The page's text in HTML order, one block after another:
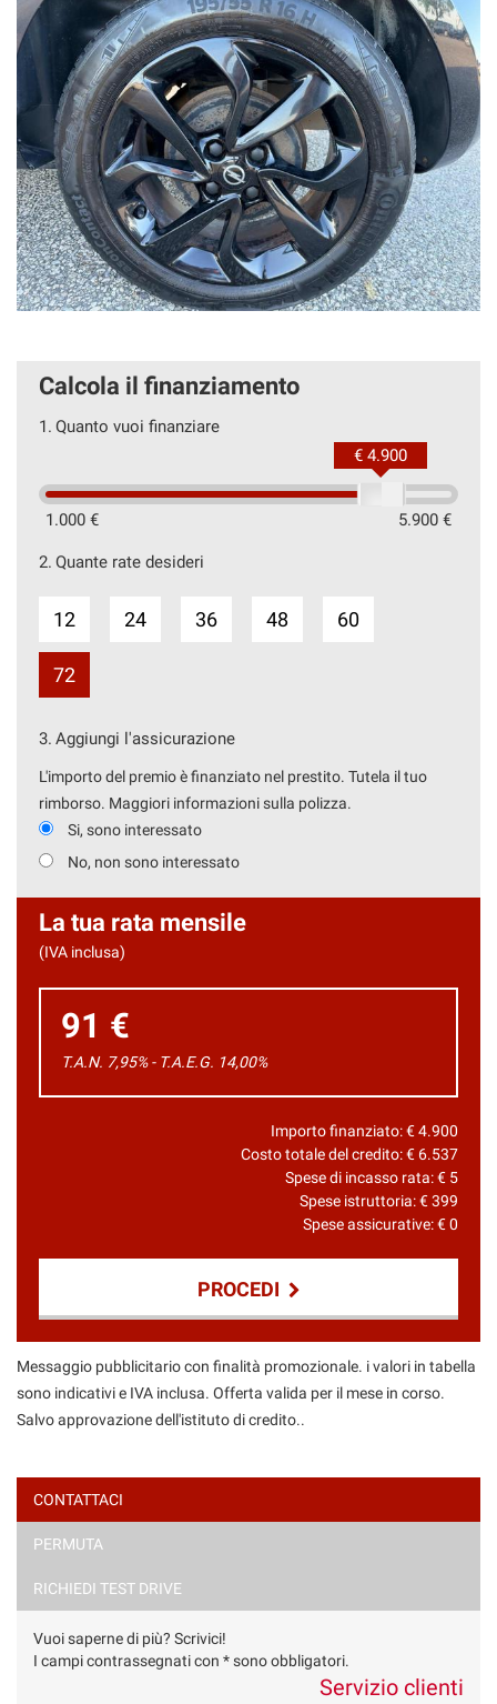
Calcola il finanziamento
1. Quanto vuoi finanziare
1.000 € 5.900 €
€ 4.900
2. Quante rate desideri
12 24 36 48 60
72
3. Aggiungi l'assicurazione
L'importo del premio è finanziato nel prestito. Tutela il tuo
rimborso. Maggiori informazioni sulla polizza.
Si, sono interessato
No, non sono interessato
La tua rata mensile
(IVA inclusa)
91 €
T.A.N. 7,95% - T.A.E.G. 14,00%
Importo finanziato: €4.900
Costo totale del credito: € 6.537
Spese di incasso rata: € 5
Spese istruttoria: €399
Spese assicurative: €0
PROCEDI
Contattaci
Messaggio pubblicitario con finalità promozionale. i valori in tabella
sono indicativi e IVA inclusa. Offerta valida per il mese in corso.
Salvo approvazione dell'istituto di credito..
CONTATTACI
PERMUTA
RICHIEDI TEST DRIVE
Vuoi saperne di più? Scrivici!
I campi contrassegnati con * sono obbligatori.
Servizio clienti